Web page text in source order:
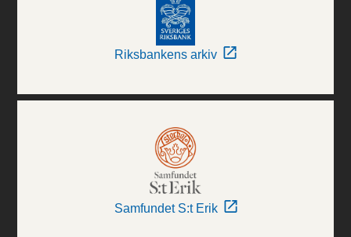
Riksbankens arkiv
Samfundet S:t Erik